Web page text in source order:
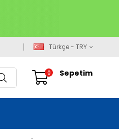
Türkçe - TRY
Sepetim
0